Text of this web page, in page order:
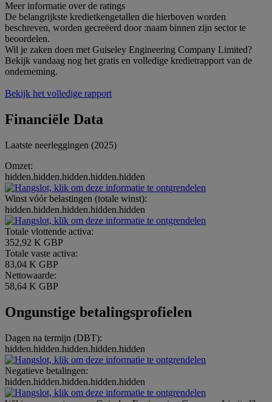
Meer informatie over de ratings
De belangrijkste kredietkengetallen die hierboven worden
beschreven, worden gecreëerd door :naam binnen zijn sector te
beoordelen.
Wil je zaken doen met Guiseley Engineering Company Limited?
Bekijk vandaag nog het gratis en volledige kredietrapport van de
onderneming.
Bekijk het volledige rapport
Financiële Data
Laatste neerleggingen (2025)
Omzet:
hidden.hidden.hidden.hidden.hidden
Winst vóór belastingen (totale winst):
hidden.hidden.hidden.hidden.hidden
Totale vlottende activa:
352,92 K GBP
Totale vaste activa:
83,04 K GBP
Nettowaarde:
58,64 K GBP
Ongunstige betalingsprofielen
Dagen na termijn (DBT):
hidden.hidden.hidden.hidden.hidden
Negatieve betalingen:
hidden.hidden.hidden.hidden.hidden